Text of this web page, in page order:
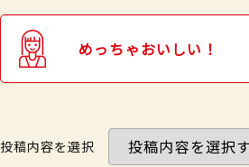
めっちゃおいしい！
投稿内容を選択